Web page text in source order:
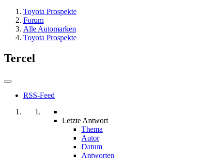
Toyota Prospekte
Forum
Alle Automarken
Toyota Prospekte
Tercel
RSS-Feed
Letzte Antwort
Thema
Autor
Datum
Antworten